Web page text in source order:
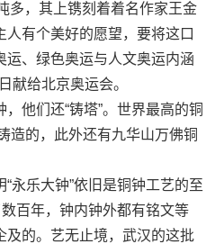
多，其上镌刻着着名作家王金
有个美好的愿望，要将这口
运、绿色奥运与人文奥运内涵
献给北京奥运会。
们还“铸塔”。世界最高的铜
造的，此外还有九华山万佛铜
乐大钟”依旧是铜钟工艺的至
百年，钟内钟外都有铭文等
及的。艺无止境，武汉的这批